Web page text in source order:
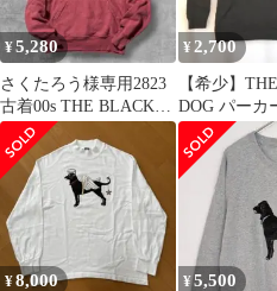
¥5,280
さくたろう様専用2823
古着00s THE BLACK
DOGスウェットパーカ
¥2,700
【希少】
DOG パーカ
150 黒 刺繍
¥8,000 ¥5,500